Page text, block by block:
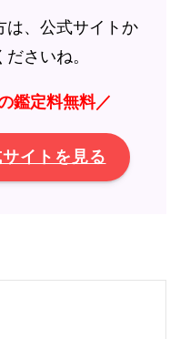
は、公式サイトか
さいね。
鑑定料無料／
イトを見る